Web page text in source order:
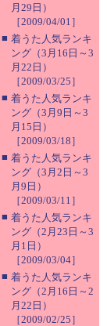
月29日）
［2009/04/01］
■ 着うた人気ランキ
ング（3月16日～3
月22日）
［2009/03/25］
■ 着うた人気ランキ
ング（3月9日～3
月15日）
［2009/03/18］
■ 着うた人気ランキ
ング（3月2日～3
月9日）
［2009/03/11］
■ 着うた人気ランキ
ング（2月23日～3
月1日）
［2009/03/04］
■ 着うた人気ランキ
ング（2月16日～2
月22日）
［2009/02/25］